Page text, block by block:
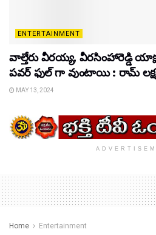
ENTERTAINMENT
వాల్తేరు వీరయ్య, వీరసింహారెడ్డి
పవర్ ఫుల్ గా వుంటాయి : రామ్
MAY 13, 2024
Home Entertainment